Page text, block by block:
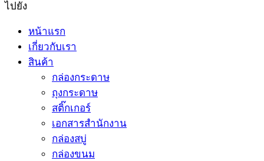
ไปยัง
หน้าแรก
เกี่ยวกับเรา
สินค้า
กล่องกระดาษ
ถุงกระดาษ
สติ๊กเกอร์
เอกสารสำนักงาน
กล่องสบู่
กล่องขนม